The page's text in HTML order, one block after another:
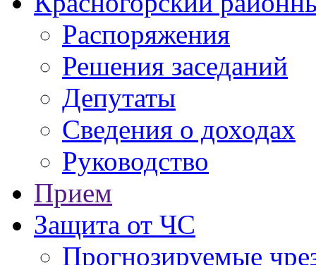
Распоряжения
Решения заседаний
Депутаты
Сведения о доходах
Руководство
Прием
Защита от ЧС
Прогнозируемые